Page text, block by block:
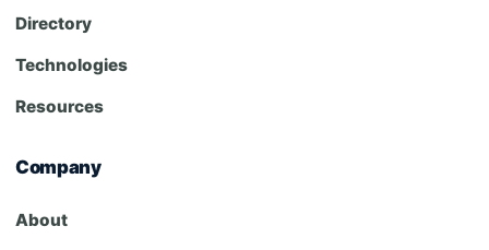
Directory
Technologies
Resources
Company
About